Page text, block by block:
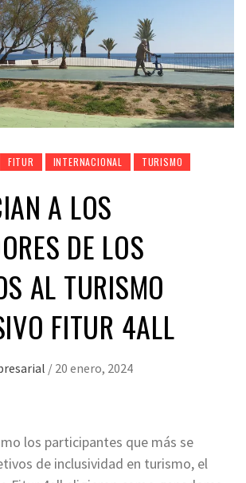
FITUR INTERNACIONAL TURISMO
A LOS
DE LOS
AL TURISMO
FITUR 4ALL
/ 20 enero, 2024
los participantes que más se
de inclusividad en turismo, el